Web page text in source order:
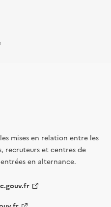
mises en relation entre les
recruteurs et centres de
en alternance.